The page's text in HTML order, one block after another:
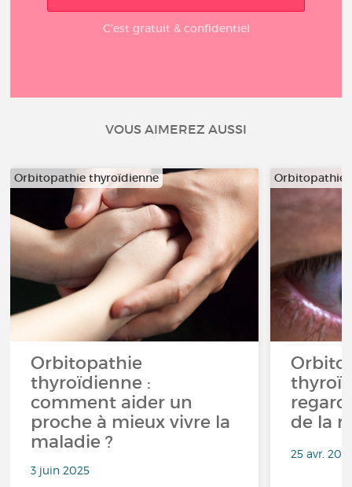
C'est gratuit & confidentiel
VOUS AIMEREZ AUSSI
Orbitopathie thyroïdienne
Orbitopathie
thyroïdienne :
comment aider un
proche à mieux vivre la
maladie ?
3 juin 2025
Orbitopathie
de la
25 avr.